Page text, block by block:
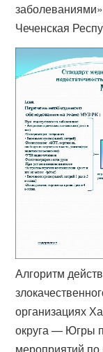
Чеченская
Алгоритм
организациях
округа — Югры